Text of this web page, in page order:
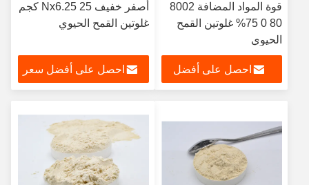
قوة المواد المضافة 8002
80 0 75% غلوتين القمح
الحيوي
احصل على أفضل
أصفر خفيف Nx6.25 25 كجم
غلوتين القمح الحيوي
احصل على أفضل سعر